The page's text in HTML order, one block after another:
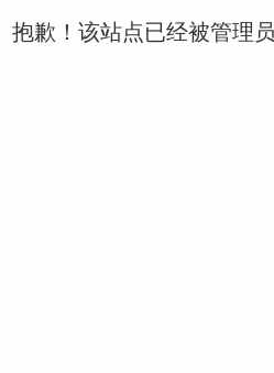
抱歉！该站点已经被管理